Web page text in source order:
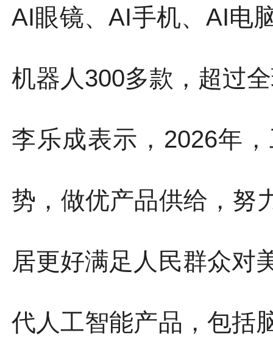
AI眼镜、AI手机、AI电
机器人300多款，超过
李乐成表示，2026年
势，做优产品供给，努
居更好满足人民群众对
代人工智能产品，包括